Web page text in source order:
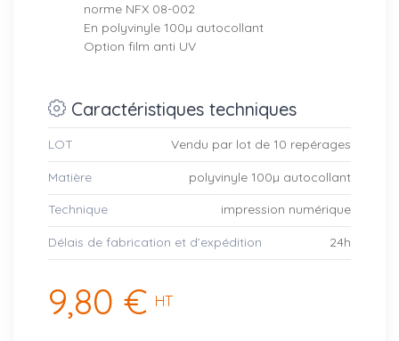
norme NFX 08-002
En polyvinyle 100µ autocollant
Option film anti UV
Caractéristiques techniques
LOT Vendu par lot de 10 repérages
Matière polyvinyle 100µ autocollant
Technique impression numérique
Délais de fabrication et d’expédition 24h
9,80 € HT